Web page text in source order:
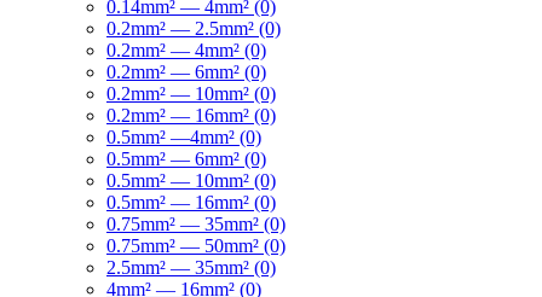
0.14mm² — 4mm² (0)
0.2mm² — 2.5mm² (0)
0.2mm² — 4mm² (0)
0.2mm² — 6mm² (0)
0.2mm² — 10mm² (0)
0.2mm² — 16mm² (0)
0.5mm² —4mm² (0)
0.5mm² — 6mm² (0)
0.5mm² — 10mm² (0)
0.5mm² — 16mm² (0)
0.75mm² — 35mm² (0)
0.75mm² — 50mm² (0)
2.5mm² — 35mm² (0)
4mm² — 16mm² (0)